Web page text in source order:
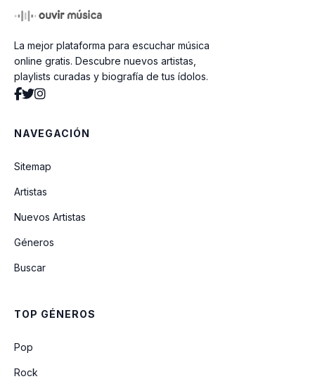
Si Te Marchas
La mejor plataforma para escuchar música
online gratis. Descubre nuevos artistas,
playlists curadas y biografía de tus ídolos.
NAVEGACIÓN
Sitemap
Artistas
Nuevos Artistas
Géneros
Buscar
TOP GÉNEROS
Pop
Rock